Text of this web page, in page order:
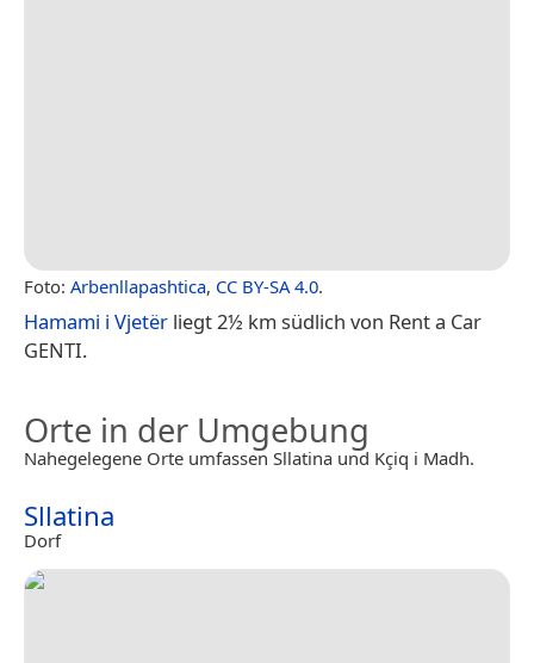
Foto: Arbenllapashtica, CC BY-SA 4.0.
Hamami i Vjetër liegt 2½ km südlich von Rent a Car
GENTI.
Orte in der Umgebung
Nahegelegene Orte umfassen Sllatina und Kçiq i Madh.
Sllatina
Dorf